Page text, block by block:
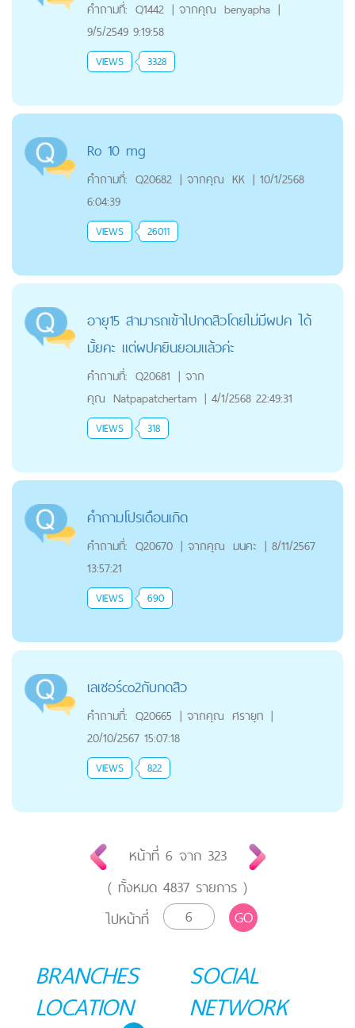
คำถามที่: Q1442 | จากคุณ benyapha |
9/5/2549 9:19:58
VIEWS 3328
Ro 10 mg
คำถามที่: Q20682 | จากคุณ KK | 10/1/2568
6:04:39
VIEWS 26011
อายุ15 สามารถเข้าไปกดสิวโดยไม่มีผปค ได้
มั้ยคะ แต่ผปคยินยอมแล้วค่ะ
คำถามที่: Q20681 | จาก
คุณ Natpapatchertam | 4/1/2568 22:49:31
VIEWS 318
คำถามโปรเดือนเกิด
คำถามที่: Q20670 | จากคุณ มนคะ | 8/11/2567
13:57:21
VIEWS 690
เลเซอร์co2กับกดสิว
คำถามที่: Q20665 | จากคุณ ศรายุท |
20/10/2567 15:07:18
VIEWS 822
หน้าที่ 6 จาก 323
( ทั้งหมด 4837 รายการ )
ไปหน้าที่
GO
BRANCHES
LOCATION
SOCIAL
NETWORK